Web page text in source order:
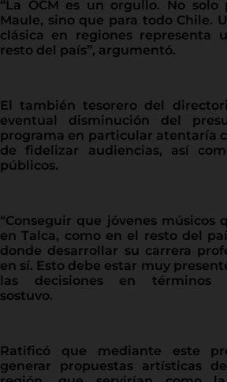
“La OCM es un orgullo. No solo
Maule, sino que para todo Chile.
clásica en regiones representa
resto del país”, argumentó.
El también tesorero del
eventual disminución del
programa en particular atentaría
de fidelizar audiencias, así
públicos.
“Conseguir que jóvenes músicos
en Talca, como en el resto del
donde desarrollar su carrera
en sí. Esto debe estar muy
las decisiones en términos
sostuvo.
Ratificó que mediante este
generar propuestas artísticas